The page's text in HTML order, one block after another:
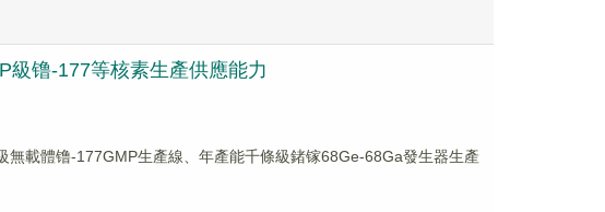
級镥-177等核素生產供應能力
無載體镥-177GMP生產線、年產能千條級鍺镓68Ge-68Ga發生器生產